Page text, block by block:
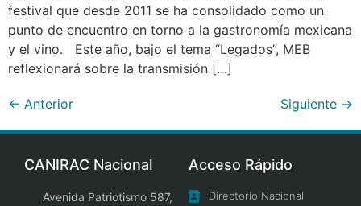
festival que desde 2011 se ha consolidado como un
punto de encuentro en torno a la gastronomía mexicana
y el vino. Este año, bajo el tema “Legados”, MEB
reflexionará sobre la transmisión […]
← Anterior Siguiente →
CANIRAC Nacional
Avenida Patriotismo 587,
Acceso Rápido
Directorio Nacional